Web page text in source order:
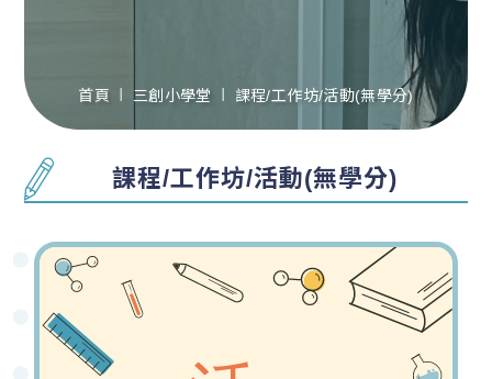
首頁 三創小學堂 課程/工作坊/活動(無學分)
課程/工作坊/活動(無學分)